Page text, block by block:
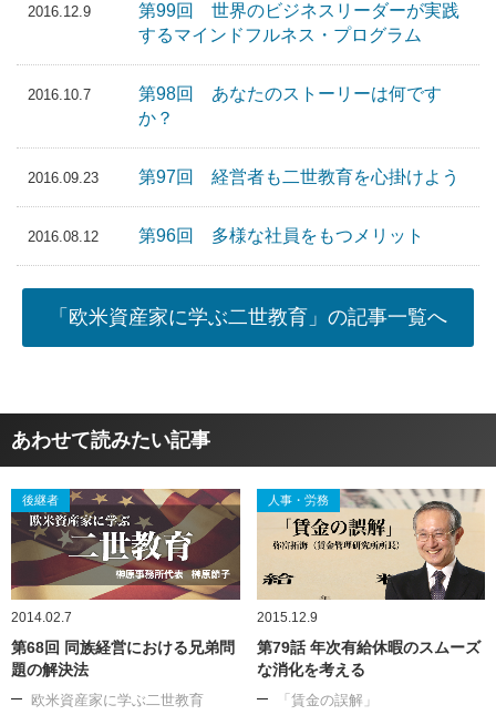
2016.12.9
第99回 世界のビジネスリーダーが実践
するマインドフルネス・プログラム
2016.10.7
第98回 あなたのストーリーは何です
か？
2016.09.23 第97回 経営者も二世教育を心掛けよう
2016.08.12 第96回 多様な社員をもつメリット
「欧米資産家に学ぶ二世教育」の記事一覧へ
あわせて読みたい記事
後継者
2014.02.7
第68回 同族経営における兄弟問
題の解決法
欧米資産家に学ぶ二世教育
人事・労務
2015.12.9
第79話 年次有給休暇のスムーズ
な消化を考える
「賃金の誤解」